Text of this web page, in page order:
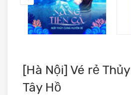
[Hà Nội] Vé rẻ
Tây Hồ